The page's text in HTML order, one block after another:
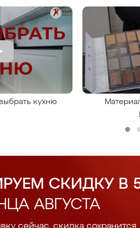
кухню
СКИДКУ В
АВГУСТА
сейчас, скидка сохранится.